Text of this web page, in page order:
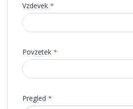
Vzdevek
Povzetek
Pregled